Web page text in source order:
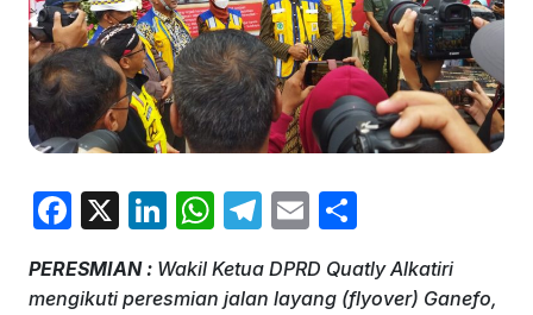
F
c
X
Li
k
W
at
T
e
E
ai ar
PERESMIAN : Wakil Ketua DPRD Quatly Alkatiri
mengikuti peresmian jalan layang (flyover) Ganefo,